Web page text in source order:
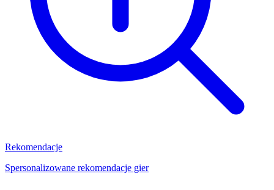
Rekomendacje
Spersonalizowane rekomendacje gier